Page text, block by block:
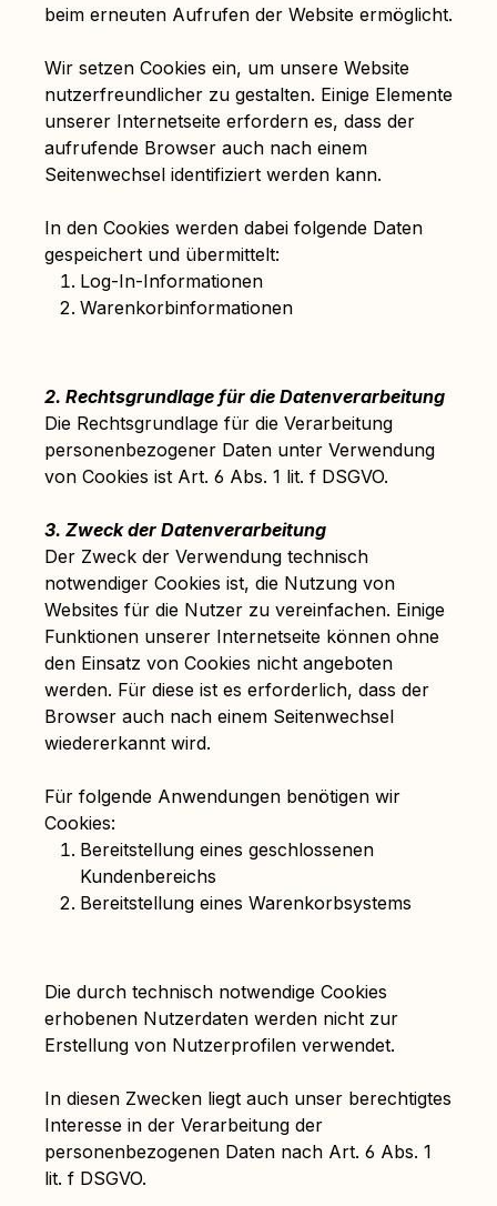
beim erneuten Aufrufen der Website ermöglicht.
Wir setzen Cookies ein, um unsere Website
nutzerfreundlicher zu gestalten. Einige Elemente
unserer Internetseite erfordern es, dass der
aufrufende Browser auch nach einem
Seitenwechsel identifiziert werden kann.
In den Cookies werden dabei folgende Daten
gespeichert und übermittelt:
Log-In-Informationen
Warenkorbinformationen
2. Rechtsgrundlage für die Datenverarbeitung
Die Rechtsgrundlage für die Verarbeitung
personenbezogener Daten unter Verwendung
von Cookies ist Art. 6 Abs. 1 lit. f DSGVO.
3. Zweck der Datenverarbeitung
Der Zweck der Verwendung technisch
notwendiger Cookies ist, die Nutzung von
Websites für die Nutzer zu vereinfachen. Einige
Funktionen unserer Internetseite können ohne
den Einsatz von Cookies nicht angeboten
werden. Für diese ist es erforderlich, dass der
Browser auch nach einem Seitenwechsel
wiedererkannt wird.
Für folgende Anwendungen benötigen wir
Cookies:
Bereitstellung eines geschlossenen
Kundenbereichs
Bereitstellung eines Warenkorbsystems
Die durch technisch notwendige Cookies
erhobenen Nutzerdaten werden nicht zur
Erstellung von Nutzerprofilen verwendet.
In diesen Zwecken liegt auch unser berechtigtes
Interesse in der Verarbeitung der
personenbezogenen Daten nach Art. 6 Abs. 1
lit. f DSGVO.